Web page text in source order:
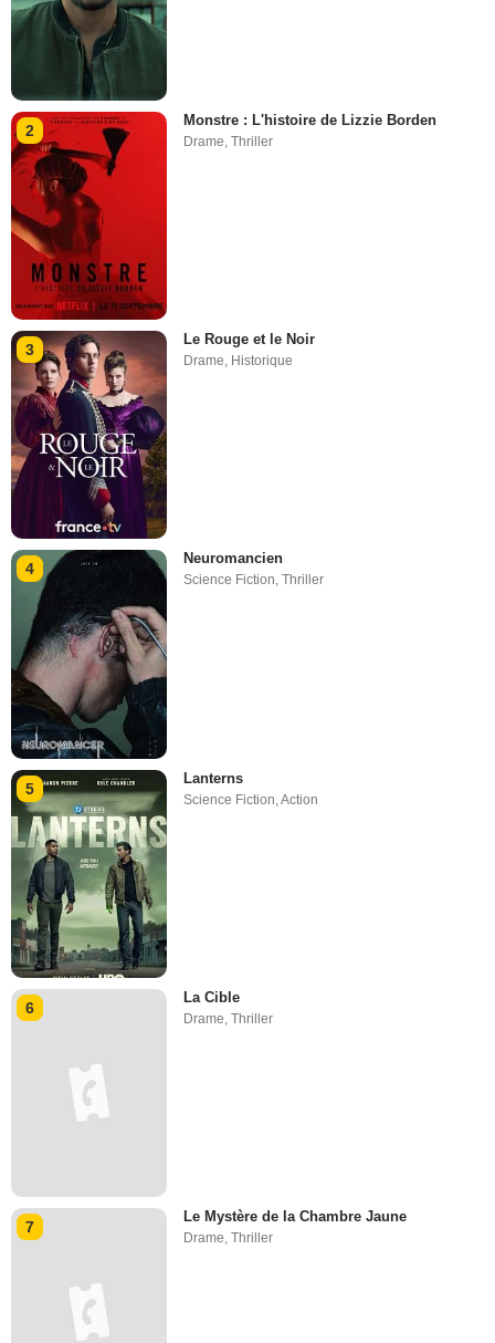
2
Monstre : L'histoire de Lizzie Borden
Drame ,Thriller
3
Le Rouge et le Noir
Drame, Historique
4
Neuromancien
Science Fiction,Thriller
5
Lanterns
Science Fiction ,Action
6
La Cible
Drame,Thriller
7
Le Mystère de la Chambre Jaune
Drame,Thriller